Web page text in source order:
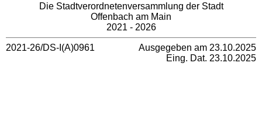
Die Stadtverordnetenversammlung der Stadt
Offenbach am Main
2021 - 2026
2021-26/DS-I(A)0961
Ausgegeben am 23.10.2025
Eing. Dat. 23.10.2025